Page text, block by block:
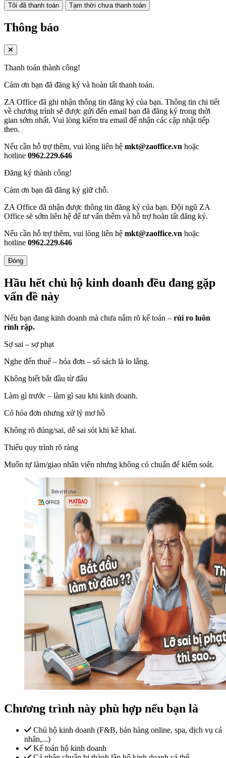
Tôi đã thanh toán Tạm thời chưa thanh toán
Thông báo
Thanh toán thành công!
Cảm ơn bạn đã đăng ký và hoàn tất thanh toán.
ZA Office đã ghi nhận thông tin đăng ký của bạn. Thông tin chi tiết
về chương trình sẽ được gửi đến email bạn đã đăng ký trong thời
gian sớm nhất. Vui lòng kiểm tra email để nhận các cập nhật tiếp
theo.
Nếu cần hỗ trợ thêm, vui lòng liên hệ mkt@zaoffice.vn hoặc
hotline 0962.229.646
Đăng ký thành công!
Cảm ơn bạn đã đăng ký giữ chỗ.
ZA Office đã nhận được thông tin đăng ký của bạn. Đội ngũ ZA
Office sẽ sớm liên hệ để tư vấn thêm và hỗ trợ hoàn tất đăng ký.
Nếu cần hỗ trợ thêm, vui lòng liên hệ mkt@zaoffice.vn hoặc
hotline 0962.229.646
Đóng
Hầu hết chủ hộ kinh doanh đều đang gặp
vấn đề này
Nếu bạn đang kinh doanh mà chưa nắm rõ kế toán – rủi ro luôn
rình rập.
Sợ sai – sợ phạt
Nghe đến thuế – hóa đơn – sổ sách là lo lắng.
Không biết bắt đầu từ đâu
Làm gì trước – làm gì sau khi kinh doanh.
Có hóa đơn nhưng xử lý mơ hồ
Không rõ đúng/sai, dễ sai sót khi kê khai.
Thiếu quy trình rõ ràng
Muốn tự làm/giao nhân viên nhưng không có chuẩn để kiểm soát.
Chương trình này phù hợp nếu bạn là
Chủ hộ kinh doanh (F&B, bán hàng online, spa, dịch vụ cá
nhân,...)
Kế toán hộ kinh doanh